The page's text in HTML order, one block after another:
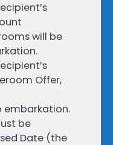
will be
Offer,
embarkation.
be
Date (the